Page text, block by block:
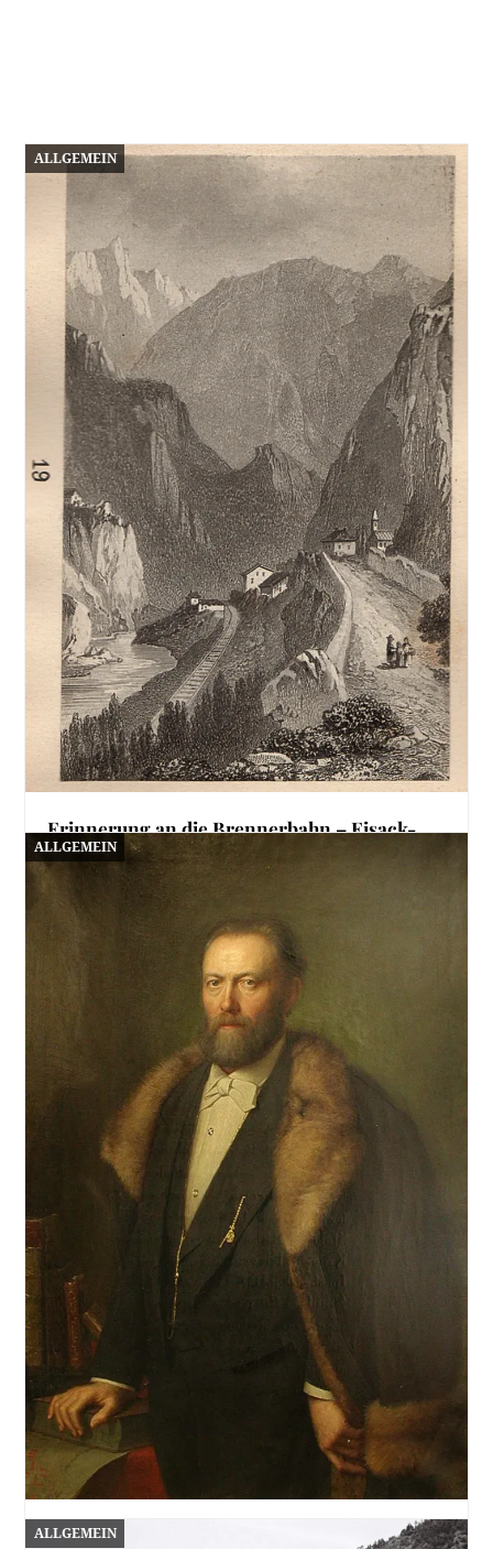
ALLGEMEIN
Erinnerung an die Brennerbahn – Eisack-
Klamm
25. Juli 2026
Heute gibt es in unserer Serie zur Brennerbahn
einmal ein kleines Novum: Der Kupferstich aus…
ALLGEMEIN
Die Bürgermeister von Inspruck (XI.)
ALLGEMEIN